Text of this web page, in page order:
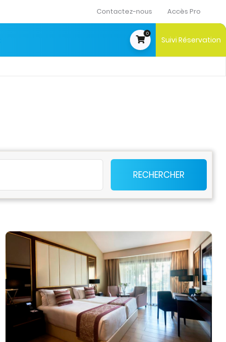
Contactez-nous Accès Pro
0
Suivi Réservation
RECHERCHER